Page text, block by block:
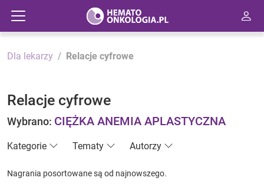
Dla lekarzy Relacje cyfrowe
Relacje cyfrowe
Wybrano: CIĘŻKA ANEMIA APLASTYCZNA
Kategorie Tematy Autorzy
Nagrania posortowane są od najnowszego.